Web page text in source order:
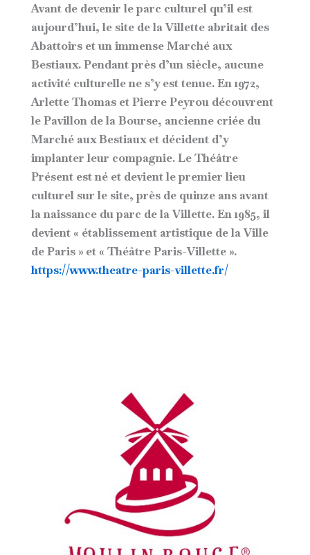
Avant de devenir le parc culturel qu’il est
aujourd’hui, le site de la Villette abritait des
Abattoirs et un immense Marché aux
Bestiaux. Pendant près d’un siècle, aucune
activité culturelle ne s’y est tenue. En 1972,
Arlette Thomas et Pierre Peyrou découvrent
le Pavillon de la Bourse, ancienne criée du
Marché aux Bestiaux et décident d’y
implanter leur compagnie. Le Théâtre
Présent est né et devient le premier lieu
culturel sur le site, près de quinze ans avant
la naissance du parc de la Villette. En 1985, il
devient « établissement artistique de la Ville
de Paris » et « Théâtre Paris-Villette ».
https://www.theatre-paris-villette.fr/